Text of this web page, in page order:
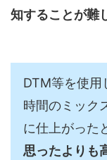
知することが難
DTM等を使用
時間のミック
に仕上がった
思ったよりも